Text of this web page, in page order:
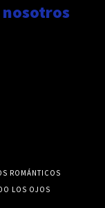
nosotros
ROMÁNTICOS
LOS OJOS